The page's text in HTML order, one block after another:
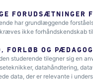
FORUDSÆTNINGER
har grundlæggende
ikke forhåndskendskab
FORLØB OG
studerende tilegner sig en
datahåndtering,
data, der er relevante i